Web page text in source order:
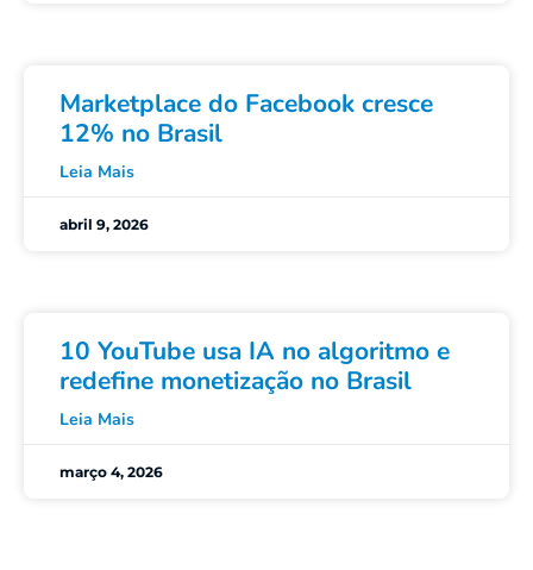
Marketplace do Facebook cresce
12% no Brasil
Leia Mais
abril 9, 2026
10 YouTube usa IA no algoritmo e
redefine monetização no Brasil
Leia Mais
março 4, 2026